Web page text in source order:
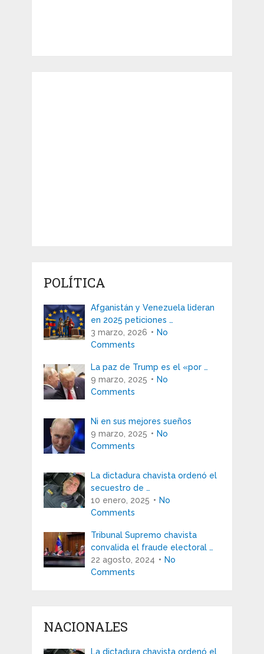
POLÍTICA
Afganistán y Venezuela lideran
en 2025 peticiones …
3 marzo, 2026
No
Comments
La paz de Trump es el «por …
9 marzo, 2025
No
Comments
Ni en sus mejores sueños
9 marzo, 2025
No
Comments
La dictadura chavista ordenó el
secuestro de …
10 enero, 2025
No
Comments
Tribunal Supremo chavista
convalida el fraude electoral …
22 agosto, 2024
No
Comments
NACIONALES
La dictadura chavista ordenó el